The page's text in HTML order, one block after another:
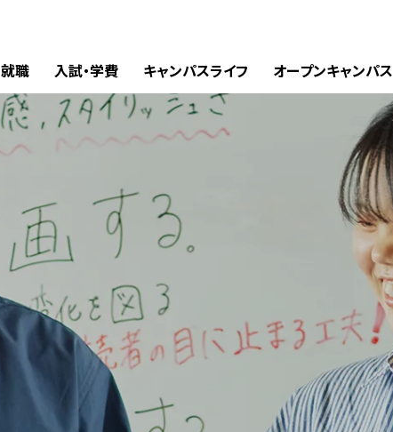
就職 入試・学費 キャンパスライフ オープンキャンパス